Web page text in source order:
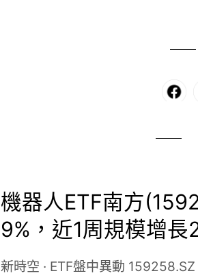
機器人ETF南方
9%，近1周規模增長
新時空 · ETF盤中異動 159258.SZ